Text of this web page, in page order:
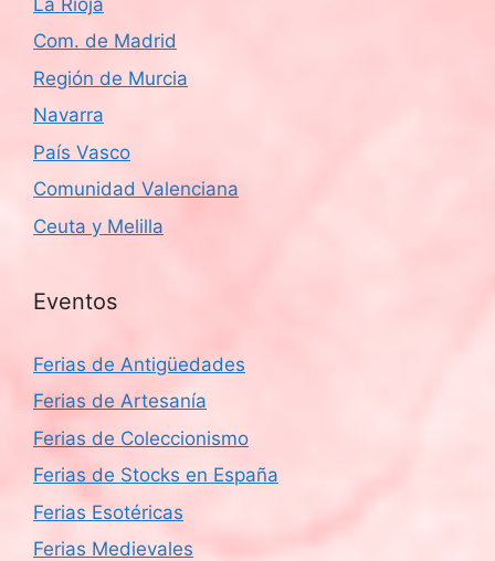
Com. de Madrid
Región de Murcia
Navarra
País Vasco
Comunidad Valenciana
Ceuta y Melilla
Eventos
Ferias de Antigüedades
Ferias de Artesanía
Ferias de Coleccionismo
Ferias de Stocks en España
Ferias Esotéricas
Ferias Medievales